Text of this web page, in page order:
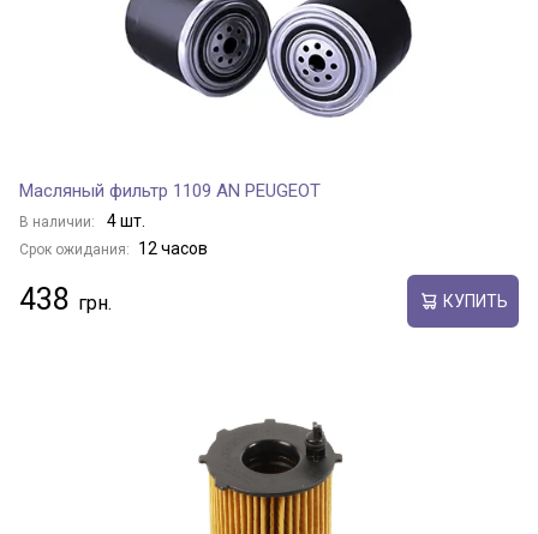
Масляный фильтр 1109 AN PEUGEOT
В наличии: 4 шт.
Срок ожидания: 12 часов
438 КУПИТЬ